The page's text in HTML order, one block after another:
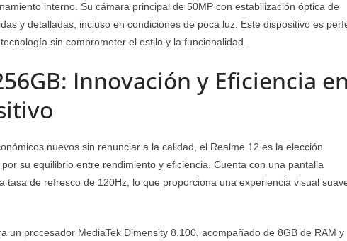
interno. Su cámara principal de 50MP con estabilización óptica de
y detalladas, incluso en condiciones de poca luz. Este dispositivo es
sin comprometer el estilo y la funcionalidad.
Innovación y Eficiencia en
nuevos sin renunciar a la calidad, el Realme 12 es la elección
su equilibrio entre rendimiento y eficiencia. Cuenta con una pantalla
tasa de refresco de 120Hz, lo que proporciona una experiencia visual
un procesador MediaTek Dimensity 8.100, acompañado de 8GB de RAM y